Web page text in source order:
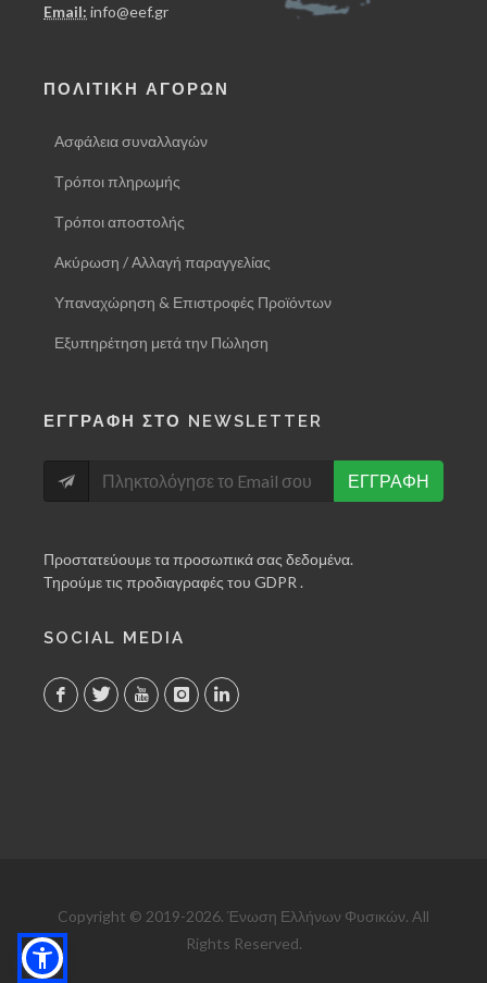
Email: info@eef.gr
ΠΟΛΙΤΙΚΗ ΑΓΟΡΩΝ
Ασφάλεια συναλλαγών
Τρόποι πληρωμής
Τρόποι αποστολής
Ακύρωση / Αλλαγή παραγγελίας
Υπαναχώρηση & Επιστροφές Προϊόντων
Εξυπηρέτηση μετά την Πώληση
ΕΓΓΡΑΦΗ ΣΤΟ NEWSLETTER
ΕΓΓΡΑΦΗ
Προστατεύουμε τα προσωπικά σας δεδομένα.
Τηρούμε τις προδιαγραφές του GDPR .
SOCIAL MEDIA
Copyright © 2019-2026. Ένωση Ελλήνων Φυσικών. All
Rights Reserved.